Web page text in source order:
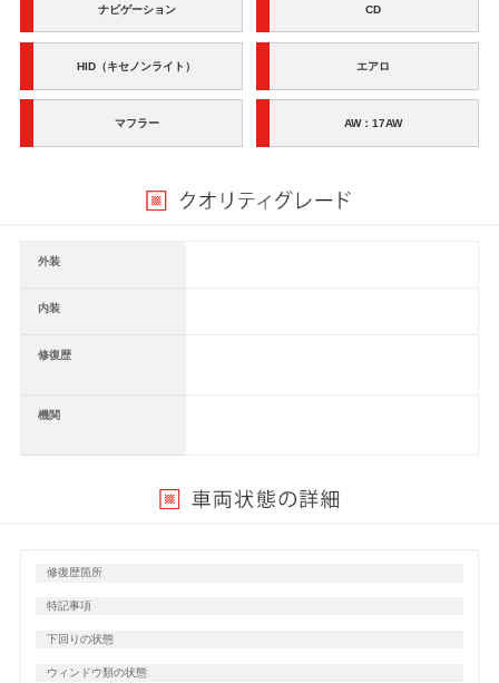
ナビゲーション CD
HID（キセノンライト） エアロ
マフラー AW：17AW
外装
内装
修復歴
機関
修復歴箇所
特記事項
下回りの状態
ウィンドウ類の状態